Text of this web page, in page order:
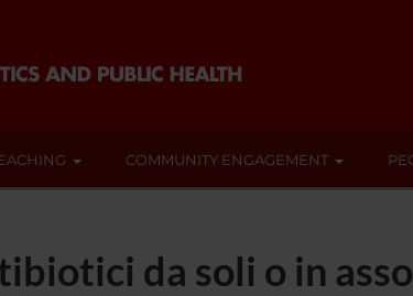
COMMUNITY ENGAGEMENT
da soli o in